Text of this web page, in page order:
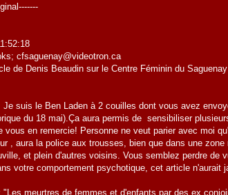
cfsaguenay@videotron.ca
de Denis Beaudin sur le Centre Féminin du Saguenay
Laden à 2 couilles dont vous avez envoyé les
du 18 mai).Ça aura permis de sensibiliser
vous en remercie! Personne ne veut parier avec moi
, aura la police aux trousses, bien que dans une
et plein d'autres voisins. Vous semblez perdre de
votre comportement psychotique, cet article n'aurait
"Les meurtres de femmes et d'enfants par des ex